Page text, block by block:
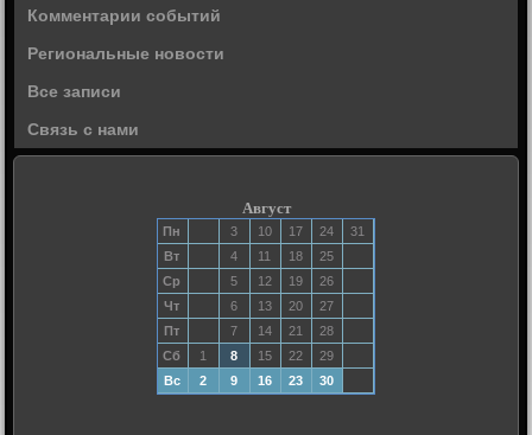
Комментарии событий
Региональные новости
Все записи
Связь с нами
Август
Пн 3 10 17 24
31
Вт
4 11 18
25
Ср
5 12 19
26
Чт
6 13 20
27
Пт
7 14 21
28
Сб
1 8 15 22
29
Вс
2 9 16 23 30